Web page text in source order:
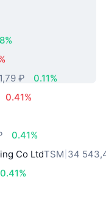
₽
0.11%
0.41%
0.41%
Co LtdTSM 34
0.41%